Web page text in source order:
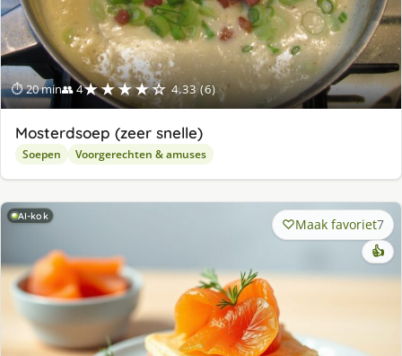
⏱ 20 min👥 4★★★★☆ 4.33 (6)
Mosterdsoep (zeer snelle)
Soepen Voorgerechten & amuses
AI-kok Maak favoriet7
👍